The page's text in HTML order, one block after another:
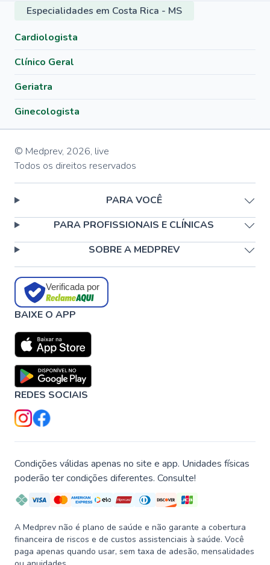
Especialidades em Costa Rica - MS
Cardiologista
Clínico Geral
Geriatra
Ginecologista
© Medprev, 2026, live
Todos os direitos reservados
PARA VOCÊ
PARA PROFISSIONAIS E CLÍNICAS
SOBRE A MEDPREV
Verificada por
BAIXE O APP
REDES SOCIAIS
Condições válidas apenas no site e app. Unidades físicas
poderão ter condições diferentes. Consulte!
A Medprev não é plano de saúde e não garante a cobertura
financeira de riscos e de custos assistenciais à saúde. Você
paga apenas quando usar, sem taxa de adesão, mensalidades